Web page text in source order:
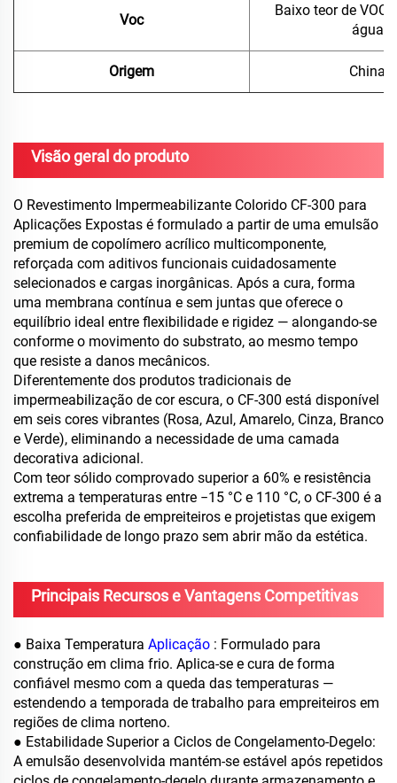
Voc
Baixo teor de VOC
água
Origem China
Visão geral do produto
O Revestimento Impermeabilizante Colorido CF-300 para
Aplicações Expostas é formulado a partir de uma emulsão
premium de copolímero acrílico multicomponente,
reforçada com aditivos funcionais cuidadosamente
selecionados e cargas inorgânicas. Após a cura, forma
uma membrana contínua e sem juntas que oferece o
equilíbrio ideal entre flexibilidade e rigidez — alongando-se
conforme o movimento do substrato, ao mesmo tempo
que resiste a danos mecânicos.
Diferentemente dos produtos tradicionais de
impermeabilização de cor escura, o CF-300 está disponível
em seis cores vibrantes (Rosa, Azul, Amarelo, Cinza, Branco
e Verde), eliminando a necessidade de uma camada
decorativa adicional.
Com teor sólido comprovado superior a 60% e resistência
extrema a temperaturas entre −15 °C e 110 °C, o CF-300 é a
escolha preferida de empreiteiros e projetistas que exigem
confiabilidade de longo prazo sem abrir mão da estética.
Principais Recursos e Vantagens Competitivas
● Baixa Temperatura Aplicação : Formulado para
construção em clima frio. Aplica-se e cura de forma
confiável mesmo com a queda das temperaturas —
estendendo a temporada de trabalho para empreiteiros em
regiões de clima norteno.
● Estabilidade Superior a Ciclos de Congelamento-Degelo:
A emulsão desenvolvida mantém-se estável após repetidos